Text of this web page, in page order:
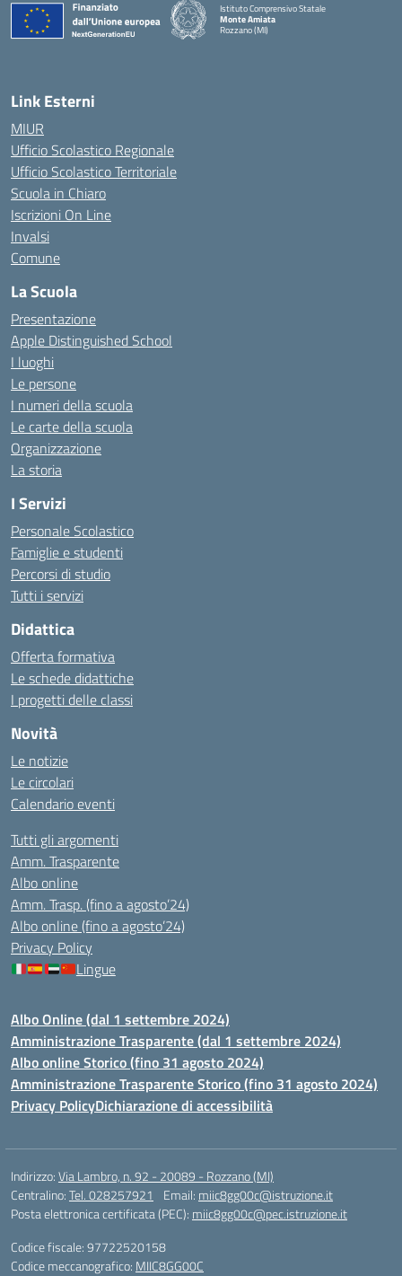
Istituto Comprensivo Statale
Monte Amiata
Rozzano (MI)
Link Esterni
MIUR
Ufficio Scolastico Regionale
Ufficio Scolastico Territoriale
Scuola in Chiaro
Iscrizioni On Line
Invalsi
Comune
La Scuola
Presentazione
Apple Distinguished School
I luoghi
Le persone
I numeri della scuola
Le carte della scuola
Organizzazione
La storia
I Servizi
Personale Scolastico
Famiglie e studenti
Percorsi di studio
Tutti i servizi
Didattica
Offerta formativa
Le schede didattiche
I progetti delle classi
Novità
Le notizie
Le circolari
Calendario eventi
Tutti gli argomenti
Amm. Trasparente
Albo online
Amm. Trasp. (fino a agosto’24)
Albo online (fino a agosto’24)
Privacy Policy
Lingue
Albo Online (dal 1 settembre 2024)
Amministrazione Trasparente (dal 1 settembre 2024)
Albo online Storico (fino 31 agosto 2024)
Amministrazione Trasparente Storico (fino 31 agosto 2024)
Privacy PolicyDichiarazione di accessibilità
Indirizzo:Via Lambro, n. 92 - 20089 - Rozzano (MI)
Centralino:Tel. 028257921 Email: miic8gg00c@istruzione.it
Posta elettronica certificata (PEC): miic8gg00c@pec.istruzione.it
Codice fiscale: 97722520158
Codice meccanografico: MIIC8GG00C